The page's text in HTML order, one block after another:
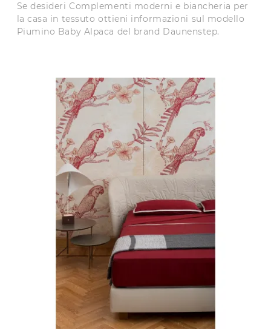
Se desideri Complementi moderni e biancheria per
la casa in tessuto ottieni informazioni sul modello
Piumino Baby Alpaca del brand Daunenstep.